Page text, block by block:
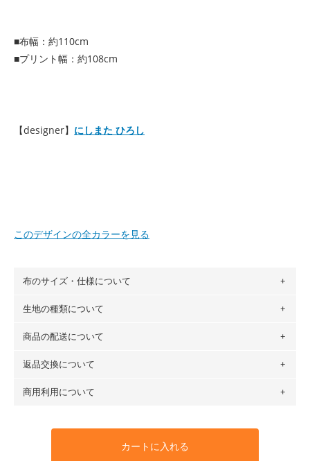
■布幅：約110cm
■プリント幅：約108cm
【designer】 にしまた ひろし
このデザインの全カラーを見る
布のサイズ・仕様について
布の長さは50cm単位での販売になります。
場合 → 購入数量「7」
生地の種類について
・現在、すべてのデザインのプリントに使用している生地は
ットン（ダブルガーゼ）・100％コットン（ローン）・コッ
トンリネン（ビエラ織）・100％コットン（ツイル）・
100％コットン（キャンバス・11号帆布）です。
生地見本サンプル（無料）を購入する
商品の配送について
・ネコポスでの配送は、布は2mまで型紙は2個までとなりま
も送料の表示が600円となり宅急便での配送となります。
となります。
※万が一、検品時に不備が見つかった場合は、4～5営業日後
返品交換について
・布はご注文後に注文数量のみをプリントするため、
購入後
や用尺をお間違えのないようお願いします。思っていた色味
と違う、などの理由での返品は承れません。予めご了承くだ
商用利用について
利用いただけます。「nunocoto fabric使用」といった記載
カートに入れる